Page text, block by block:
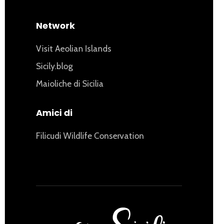
Network
Visit Aeolian Islands
Sicily.blog
Maioliche di Sicilia
Amici di
Filicudi Wildlife Conservation